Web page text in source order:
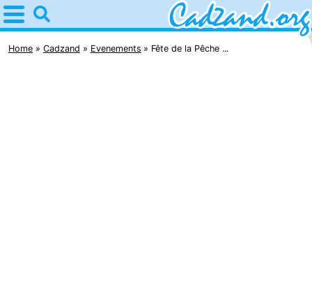
Home
Cadzand
Home Cadzand Evenements Fête de la Pêche ...